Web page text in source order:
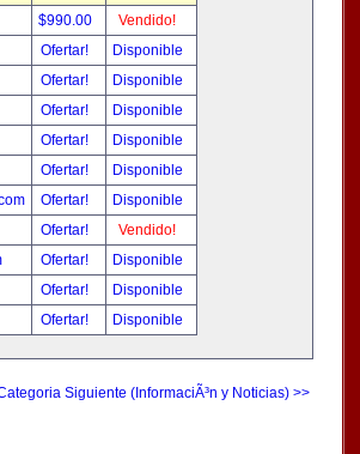
$990.00
Vendido!
Ofertar!
Disponible
Ofertar!
Disponible
Ofertar!
Disponible
Ofertar!
Disponible
Ofertar!
Disponible
Ofertar!
Disponible
Ofertar!
Vendido!
Ofertar!
Disponible
Ofertar!
Disponible
Ofertar! Disponible
Siguiente (InformaciÃ³n y Noticias) >>